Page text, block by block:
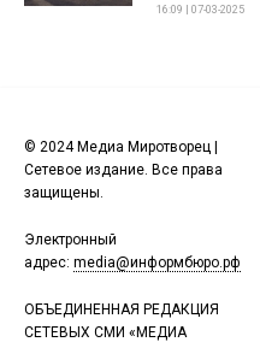
16:09 | 07-03-2025
© 2024 Медиа Миротворец |
Сетевое издание. Все права
защищены.
Электронный
адрес: media@информбюро.рф
ОБЪЕДИНЕННАЯ РЕДАКЦИЯ
СЕТЕВЫХ СМИ «МЕДИА